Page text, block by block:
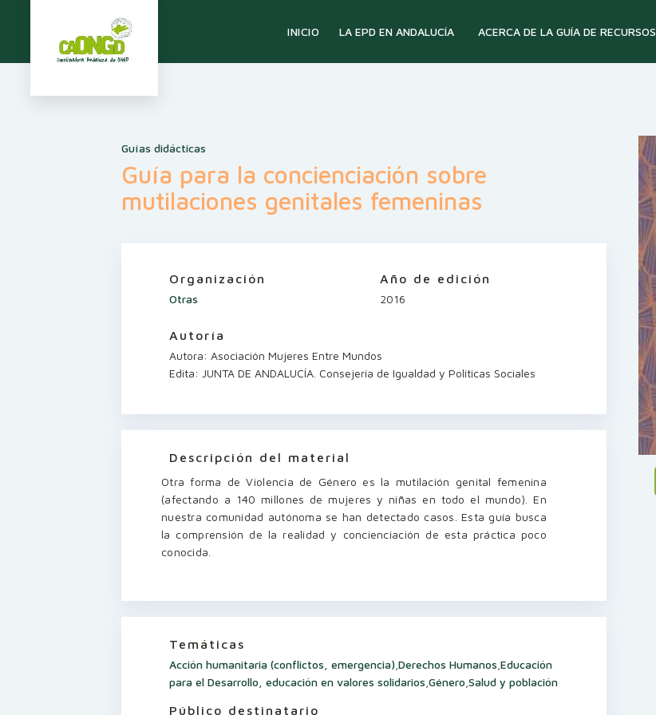
INICIO LA EPD EN ANDALUCÍA ACERCA DE LA GUÍA DE RECURSOS
Guías didácticas
Guía para la concienciación sobre
mutilaciones genitales femeninas
Organización
Otras
Año de edición
2016
Autoría
Autora: Asociación Mujeres Entre Mundos
Edita: JUNTA DE ANDALUCÍA. Consejería de Igualdad y Políticas Sociales
Descripción del material
Otra forma de Violencia de Género es la mutilación genital femenina
(afectando a 140 millones de mujeres y niñas en todo el mundo). En
nuestra comunidad autónoma se han detectado casos. Esta guía busca
la comprensión de la realidad y concienciación de esta práctica poco
conocida.
Temáticas
Acción humanitaria (conflictos, emergencia) Derechos Humanos Educación
para el Desarrollo, educación en valores solidarios Género Salud y población
Público destinatario